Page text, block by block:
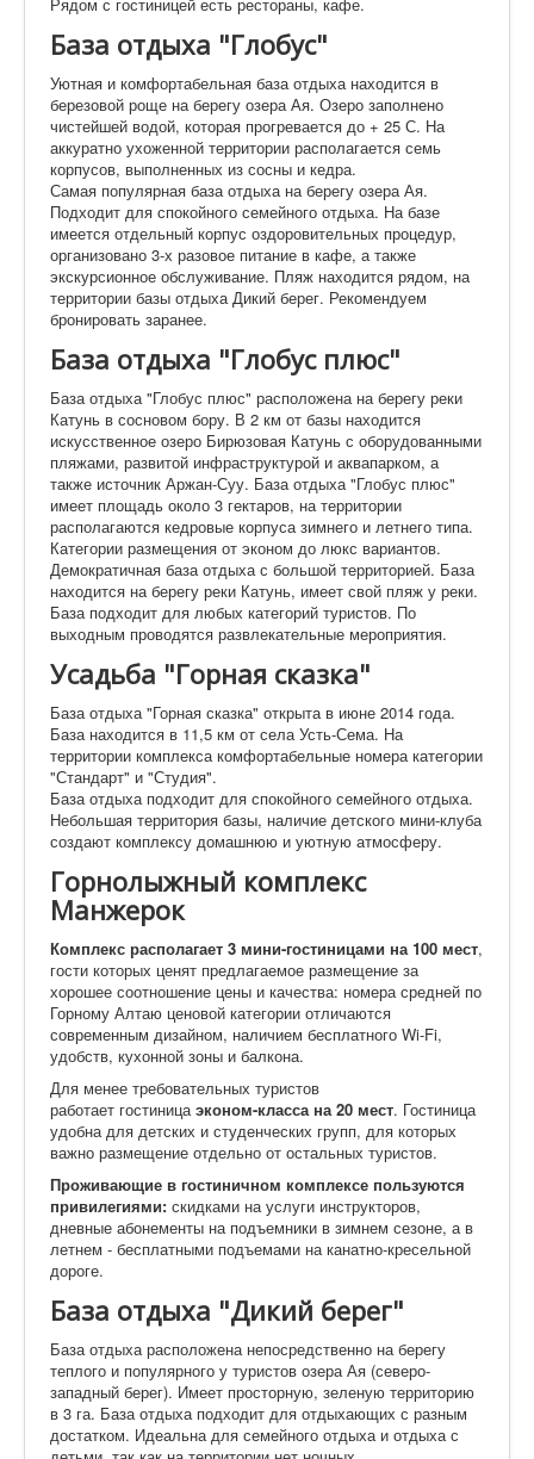
База отдыха "Глобус"
Уютная и комфортабельная база отдыха находится в
березовой роще на берегу озера Ая. Озеро заполнено
чистейшей водой, которая прогревается до + 25 С. На
аккуратно ухоженной территории располагается семь
корпусов, выполненных из сосны и кедра.
Самая популярная база отдыха на берегу озера Ая.
Подходит для спокойного семейного отдыха. На базе
имеется отдельный корпус оздоровительных процедур,
организовано 3-х разовое питание в кафе, а также
экскурсионное обслуживание. Пляж находится рядом, на
территории базы отдыха Дикий берег. Рекомендуем
бронировать заранее.
База отдыха "Глобус плюс"
База отдыха "Глобус плюс" расположена на берегу реки
Катунь в сосновом бору. В 2 км от базы находится
искусственное озеро Бирюзовая Катунь с оборудованными
пляжами, развитой инфраструктурой и аквапарком, а
также источник Аржан-Суу. База отдыха "Глобус плюс"
имеет площадь около 3 гектаров, на территории
располагаются кедровые корпуса зимнего и летнего типа.
Категории размещения от эконом до люкс вариантов.
Демократичная база отдыха с большой территорией. База
находится на берегу реки Катунь, имеет свой пляж у реки.
База подходит для любых категорий туристов. По
выходным проводятся развлекательные мероприятия.
Усадьба "Горная сказка"
База отдыха "Горная сказка" открыта в июне 2014 года.
База находится в 11,5 км от села Усть-Сема. На
территории комплекса комфортабельные номера категории
"Стандарт" и "Студия".
База отдыха подходит для спокойного семейного отдыха.
Небольшая территория базы, наличие детского мини-клуба
создают комплексу домашнюю и уютную атмосферу.
Горнолыжный комплекс
Манжерок
Комплекс располагает 3 мини-гостиницами на 100 мест,
гости которых ценят предлагаемое размещение за
хорошее соотношение цены и качества: номера средней по
Горному Алтаю ценовой категории отличаются
современным дизайном, наличием бесплатного Wi-Fi,
удобств, кухонной зоны и балкона.
Для менее требовательных туристов
работает гостиница эконом-класса на 20 мест. Гостиница
удобна для детских и студенческих групп, для которых
важно размещение отдельно от остальных туристов.
Проживающие в гостиничном комплексе пользуются
привилегиями: скидками на услуги инструкторов,
дневные абонементы на подъемники в зимнем сезоне, а в
летнем - бесплатными подъемами на канатно-кресельной
дороге.
База отдыха "Дикий берег"
База отдыха расположена непосредственно на берегу
теплого и популярного у туристов озера Ая (северо-
западный берег). Имеет просторную, зеленую территорию
в 3 га. База отдыха подходит для отдыхающих с разным
достатком. Идеальна для семейного отдыха и отдыха с